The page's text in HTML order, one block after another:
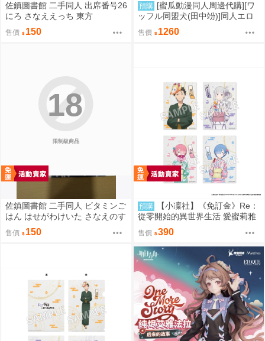
佐鎮圖書館 二手同人 出席番号26
にろ さなええっち 東方
售價 150
預購 [蜜瓜動漫同人周邊代購][ワ
ッフル同盟犬(田中竕)]同人エロ
ゲ転生2上～発動!ヌルヌルスケ
ベスキル【A5アクリルフィギュ
售價 1260
限制級商品
18
佐鎮圖書館 二手同人 ビタミンご
はん はせがわけいた さなえのす
きはとどまらずっ 東方
售價 150
預購
【小凜社】《免訂金》Re：
從零開始的異世界生活 愛蜜莉雅
拉姆 雷姆 お祭り ver. 和服 生寫
真卡片套組
售價 390